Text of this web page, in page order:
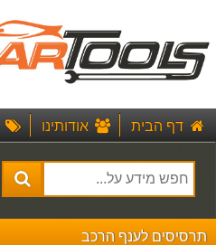
דף הבית אודותינו
תרסיסים לענף הרכב